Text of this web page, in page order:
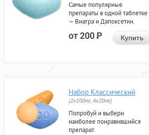
Самые популярные
препараты в одной таблетке
— Виагра и Дапоксетин.
от 200Р Купить
Набор Классический
(2x100мг, 4x20мг)
Попробуй и выбери
наиболее понравившийся
препарат.